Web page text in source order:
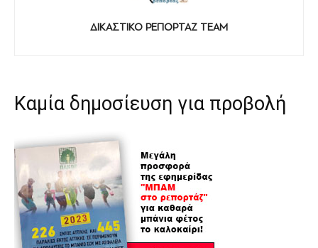
ΔΙΚΑΣΤΙΚΟ ΡΕΠΟΡΤΑΖ TEAM
Καμία δημοσίευση για προβολή